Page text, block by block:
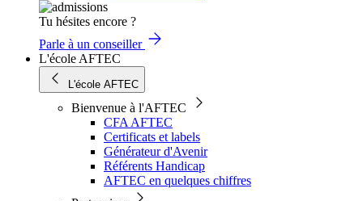
Tu hésites encore ?
Parle à un conseiller
L'école AFTEC
L'école AFTEC
Bienvenue à l'AFTEC
CFA AFTEC
Certificats et labels
Générateur d'Avenir
Référents Handicap
AFTEC en quelques chiffres